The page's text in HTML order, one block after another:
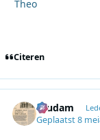
Theo
Citeren
ruudam
Geplaatst8 mei